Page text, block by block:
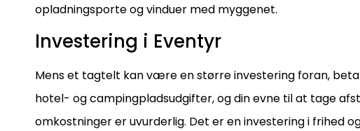
opladningsporte og vinduer med myggenet.
Investering i Eventyr
Mens et tagtelt kan være en større investering foran,
hotel- og campingpladsudgifter, og din evne til at tage
omkostninger er uvurderlig. Det er en investering i frihed